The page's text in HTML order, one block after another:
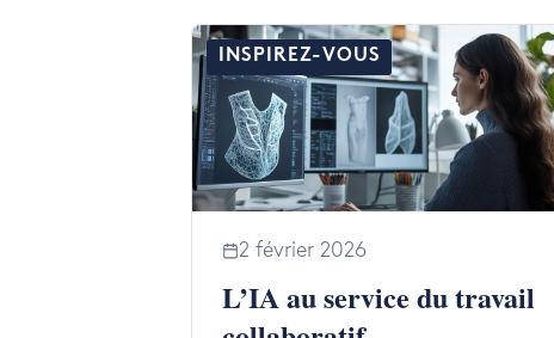
INSPIREZ-VOUS
2 février 2026
L’IA au service du travail